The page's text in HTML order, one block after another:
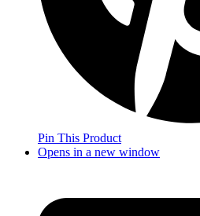
Pin This Product
Opens in a new window